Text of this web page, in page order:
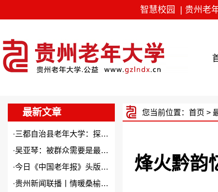
智慧校园 贵州老
最新文章
·三都自治县老年大学：探索“N...
·吴亚琴：被群众需要是最大幸福
·今日《中国老年报》头版头条关...
·贵州新闻联播丨情暖桑榆 “银...
您当前位置： 首页 >
烽火黔韵